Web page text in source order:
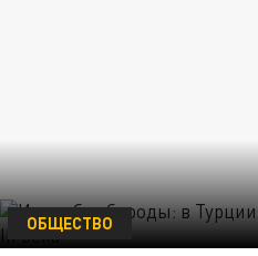
ОБЩЕСТВО